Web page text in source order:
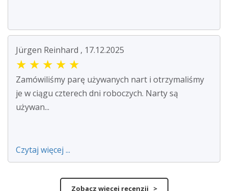
Jürgen Reinhard , 17.12.2025
★ ★ ★ ★ ★
Zamówiliśmy parę używanych nart i otrzymaliśmy
je w ciągu czterech dni roboczych. Narty są
używan...
Czytaj więcej ...
Zobacz więcej recenzji >